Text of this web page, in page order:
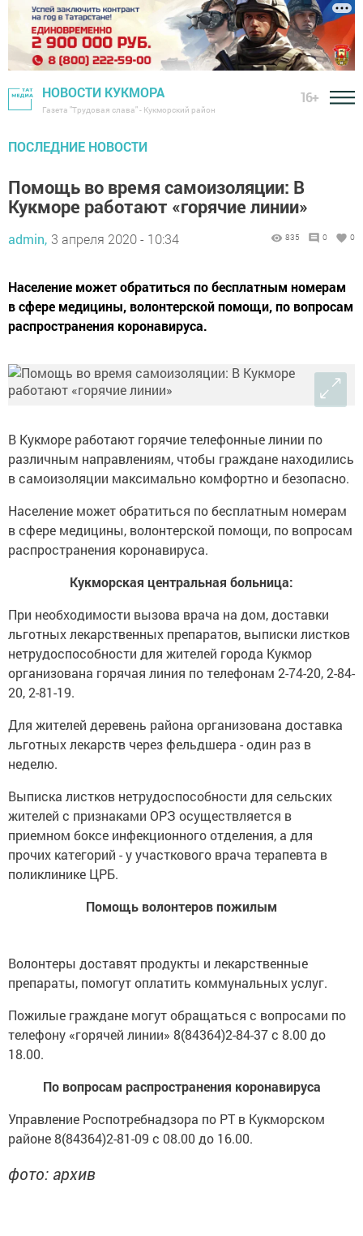
НОВОСТИ КУКМОРА
Газета "Трудовая слава" - Кукморский район
16+
ПОСЛЕДНИЕ НОВОСТИ
Помощь во время самоизоляции: В
Кукморе работают «горячие линии»
admin, 3 апреля 2020 - 10:34 835 0 0
Население может обратиться по бесплатным номерам
в сфере медицины, волонтерской помощи, по вопросам
распространения коронавируса.
В Кукморе работают горячие телефонные линии по
различным направлениям, чтобы граждане находились
в самоизоляции максимально комфортно и безопасно.
Население может обратиться по бесплатным номерам
в сфере медицины, волонтерской помощи, по вопросам
распространения коронавируса.
Кукморская центральная больница:
При необходимости вызова врача на дом, доставки
льготных лекарственных препаратов, выписки листков
нетрудоспособности для жителей города Кукмор
организована горячая линия по телефонам 2-74-20, 2-84-
20, 2-81-19.
Для жителей деревень района организована доставка
льготных лекарств через фельдшера - один раз в
неделю.
Выписка листков нетрудоспособности для сельских
жителей с признаками ОРЗ осуществляется в
приемном боксе инфекционного отделения, а для
прочих категорий - у участкового врача терапевта в
поликлинике ЦРБ.
Помощь волонтеров пожилым
Волонтеры доставят продукты и лекарственные
препараты, помогут оплатить коммунальных услуг.
Пожилые граждане могут обращаться с вопросами по
телефону «горячей линии» 8(84364)2-84-37 с 8.00 до
18.00.
По вопросам распространения коронавируса
Управление Роспотребнадзора по РТ в Кукморском
районе 8(84364)2-81-09 с 08.00 до 16.00.
фото: архив